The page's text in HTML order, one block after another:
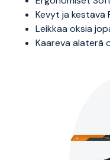
Kevyt ja kestävä
Leikkaa oksia
Kaareva alaterä